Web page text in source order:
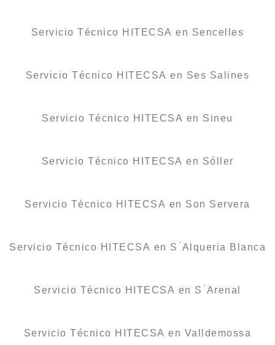
Servicio Técnico HITECSA en Sencelles
Servicio Técnico HITECSA en Ses Salines
Servicio Técnico HITECSA en Sineu
Servicio Técnico HITECSA en Sóller
Servicio Técnico HITECSA en Son Servera
Servicio Técnico HITECSA en S ́Alqueria Blanca
Servicio Técnico HITECSA en S ́Arenal
Servicio Técnico HITECSA en Valldemossa